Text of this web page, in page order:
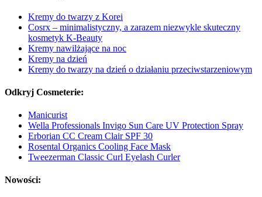
Kremy do twarzy z Korei
Cosrx – minimalistyczny, a zarazem niezwykle skuteczny
kosmetyk K-Beauty
Kremy nawilżające na noc
Kremy na dzień
Kremy do twarzy na dzień o działaniu przeciwstarzeniowym
Odkryj Cosmeterie:
Manicurist
Wella Professionals Invigo Sun Care UV Protection Spray
Erborian CC Cream Clair SPF 30
Rosental Organics Cooling Face Mask
Tweezerman Classic Curl Eyelash Curler
Nowości: